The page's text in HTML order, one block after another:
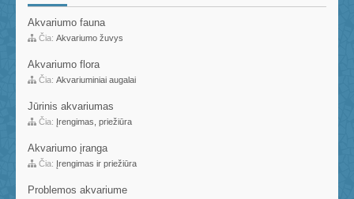
Akvariumo fauna
Čia: Akvariumo žuvys
Akvariumo flora
Čia: Akvariuminiai augalai
Jūrinis akvariumas
Čia: Įrengimas, priežiūra
Akvariumo įranga
Čia: Įrengimas ir priežiūra
Problemos akvariume